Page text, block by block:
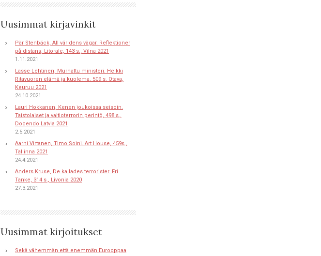
Uusimmat kirjavinkit
Pär Stenbäck, All världens vägar. Reflektioner
på distans, Litorale, 143 s., Vilna 2021
1.11.2021
Lasse Lehtinen, Murhattu ministeri. Heikki
Ritavuoren elämä ja kuolema. 509 s. Otava,
Keuruu 2021
24.10.2021
Lauri Hokkanen, Kenen joukoissa seisoin.
Taistolaiset ja valtioterrorin perintö, 498 s.,
Docendo Latvia 2021
2.5.2021
Aarni Virtanen, Timo Soini. Art House, 459s.,
Tallinna 2021
24.4.2021
Anders Kruse, De kallades terrorister. Fri
Tanke, 314 s., Livonia 2020
27.3.2021
Uusimmat kirjoitukset
Sekä vähemmän että enemmän Eurooppaa